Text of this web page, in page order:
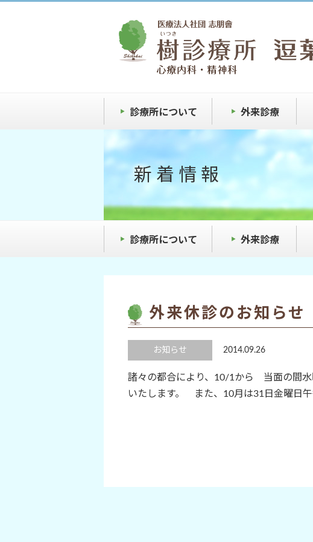
診療所について 外来診療
新着情報
診療所について 外来診療
外来休診のお知らせ
お知らせ 2014.09.26
諸々の都合により、10/1から 当面の間
いたします。 また、10月は31日金曜日午